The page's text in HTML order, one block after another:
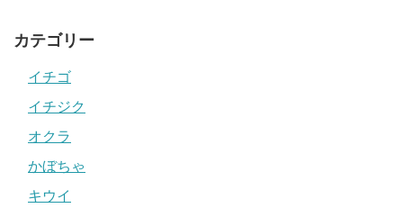
カテゴリー
イチゴ
イチジク
オクラ
かぼちゃ
キウイ